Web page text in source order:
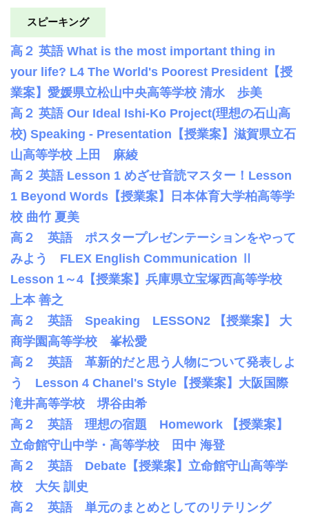
スピーキング
高２ 英語 What is the most important thing in
your life? L4 The World's Poorest President【授
業案】愛媛県立松山中央高等学校 清水 歩美
高２ 英語 Our Ideal Ishi-Ko Project(理想の石山高
校) Speaking - Presentation【授業案】滋賀県立石
山高等学校 上田 麻綾
高２ 英語 Lesson 1 めざせ音読マスター！Lesson
1 Beyond Words【授業案】日本体育大学柏高等学
校 曲竹 夏美
高２ 英語 ポスタープレゼンテーションをやって
みよう FLEX English Communication Ⅱ
Lesson 1～4【授業案】兵庫県立宝塚西高等学校
上本 善之
高２ 英語 Speaking LESSON2 【授業案】 大
商学園高等学校 峯松愛
高２ 英語 革新的だと思う人物について発表しよ
う Lesson 4 Chanel's Style【授業案】大阪国際
滝井高等学校 堺谷由希
高２ 英語 理想の宿題 Homework 【授業案】
立命館守山中学・高等学校 田中 海登
高２ 英語 Debate【授業案】立命館守山高等学
校 大矢 訓史
高２ 英語 単元のまとめとしてのリテリング